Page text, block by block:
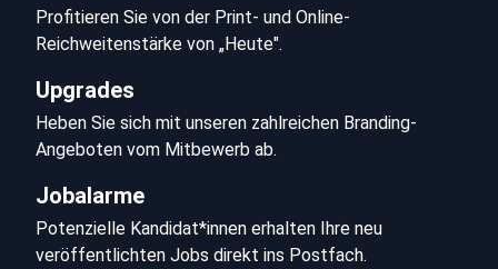
Profitieren Sie von der Print- und Online-
Reichweitenstärke von „Heute".
Upgrades
Heben Sie sich mit unseren zahlreichen Branding-
Angeboten vom Mitbewerb ab.
Jobalarme
Potenzielle Kandidat*innen erhalten Ihre neu
veröffentlichten Jobs direkt ins Postfach.